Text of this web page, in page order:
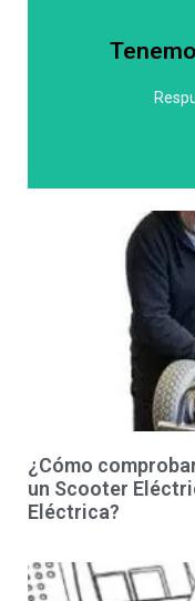
variedad de
características.
¿Cómo
un Scooter
Eléctrica?